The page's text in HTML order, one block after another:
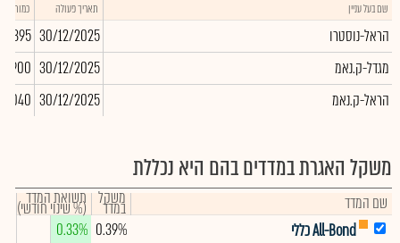
שם בעל עניין תאריך פעולה כמות
הראל-נוסטרו 30/12/2025
מגדל-ק.נאמ
30/12/2025
-6,900
הראל-ק.נאמ
30/12/2025
משקל האגרת במדדים בהם היא נכללת
שם המדד משקל
במדד תשואת המדד
(% שינוי חודשי)
All-Bond כללי
0.39%
0.33%